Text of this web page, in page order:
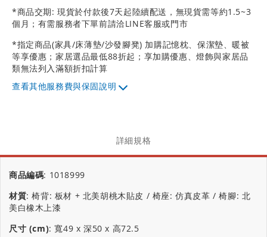
*商品交期: 現貨於付款後7天起陸續配送，無現貨需等約1.5~3
個月；有需服務者下單前請洽LINE客服或門市
*指定商品(家具/床薄墊/沙發腳凳) 加購記憶枕、保潔墊、暖被
等享優惠；家居選品最低88折起；享加購優惠、燈飾與家居品
類無法列入滿額折扣計算
其他服務費與保固說明
詳細規格
商品編碼: 1018999
材質:椅背: 板材 + 北美胡桃木貼皮 / 椅座: 仿真皮革 / 椅腳: 北
美白橡木上漆
尺寸 (cm):寬49 x 深50 x 高72.5